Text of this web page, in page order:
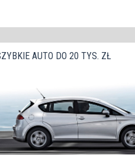
AUTO DO 20 TYS. ZŁ